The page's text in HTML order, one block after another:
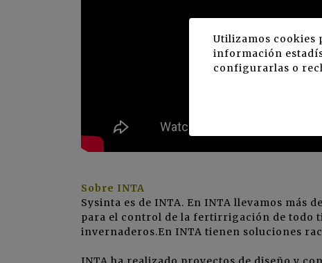
Sobre INTA
Sysinta es de INTA. En INTA llevamos más
para el control de la fertirrigación de todo
invernaderos.En INTA tienen soluciones
Utilizamos cookies
información
configurarlas o